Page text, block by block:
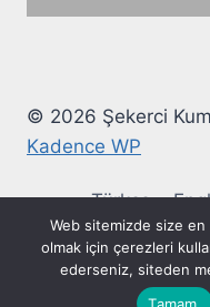
© 2026 Şekerci
Kadence WP
Türkçe
Ελληνικά
Русский
Web sitemizde size
olmak için çerezleri
ederseniz, siteden
Tamam.